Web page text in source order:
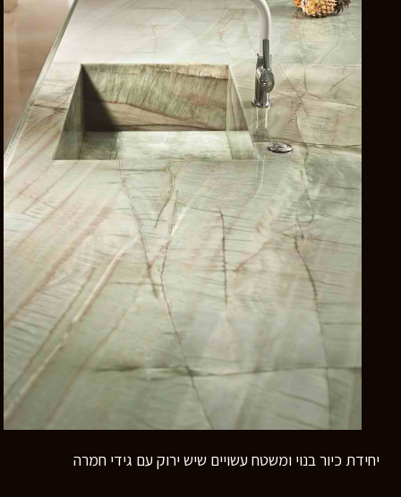
יחידת כיור בנוי ומשטח עשויים שיש ירוק עם גידי חמרה